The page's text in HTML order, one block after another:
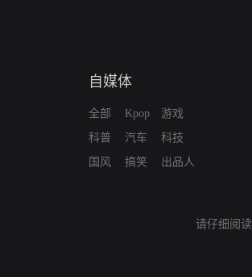
自媒体
全部
科普
国风
Kpop
汽车
搞笑
游戏
科技
出品人
请仔细阅读